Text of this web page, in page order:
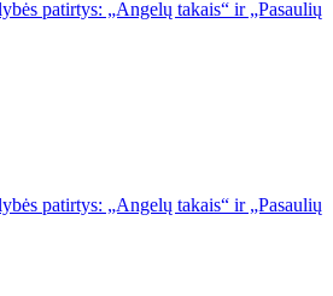
patirtys: „Angelų takais“ ir „Pasaulių
patirtys: „Angelų takais“ ir „Pasaulių